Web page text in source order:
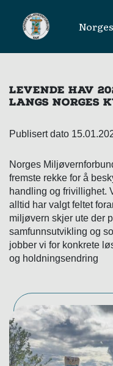
MAIN
LEVENDE HAV
LANGS NORGES
Publisert dato
Norges
fremste rekke for å
handling og frivillighet.
alltid har valgt feltet
miljøvern skjer ute der
samfunnsutvikling og
jobber vi for konkrete
og holdningsendring